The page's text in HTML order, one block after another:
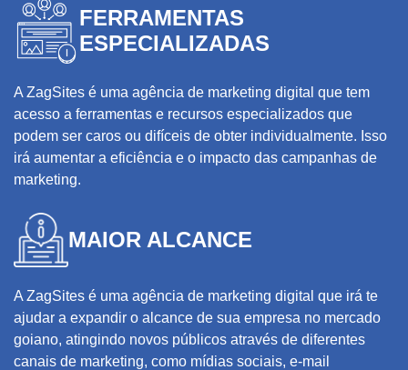
FERRAMENTAS
ESPECIALIZADAS
A ZagSites é uma agência de marketing digital que tem
acesso a ferramentas e recursos especializados que
podem ser caros ou difíceis de obter individualmente. Isso
irá aumentar a eficiência e o impacto das campanhas de
marketing.
MAIOR ALCANCE
A ZagSites é uma agência de marketing digital que irá te
ajudar a expandir o alcance de sua empresa no mercado
goiano, atingindo novos públicos através de diferentes
canais de marketing, como mídias sociais, e-mail